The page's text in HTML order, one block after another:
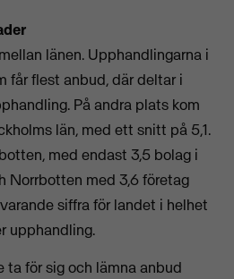
länen. Upphandlingarna i
får flest anbud, där deltar i
På andra plats kom
län, med ett snitt på 5,1.
med endast 3,5 bolag i
Norrbotten med 3,6 företag
siffra för landet i helhet
upphandling.
ta för sig och lämna anbud